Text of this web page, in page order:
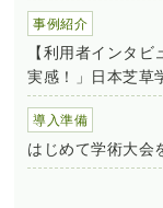
事例紹介
【利用者インタ
実感！」日本芝草
導入準備
はじめて学術大会